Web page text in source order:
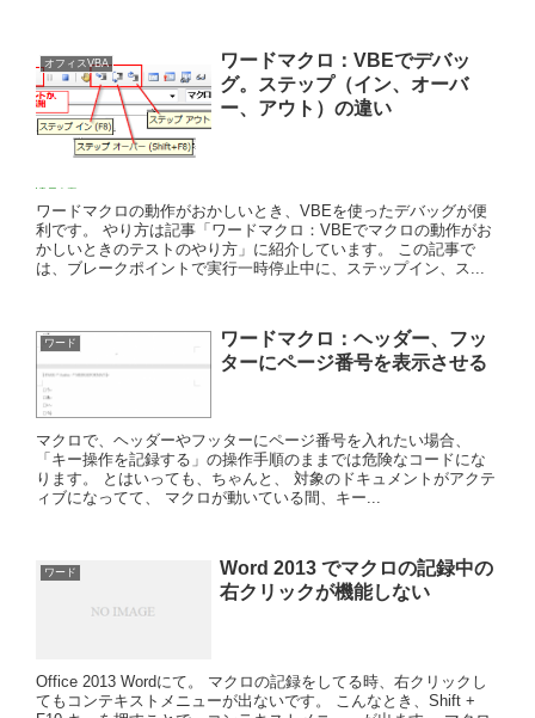
オフィスVBA
ワードマクロ：VBEでデバッ
グ。ステップ（イン、オーバ
ー、アウト）の違い
ワードマクロの動作がおかしいとき、VBEを使ったデバッグが便
利です。 やり方は記事「ワードマクロ：VBEでマクロの動作がお
かしいときのテストのやり方」に紹介しています。 この記事で
は、ブレークポイントで実行一時停止中に、ステップイン、ス...
ワード
ワードマクロ：ヘッダー、フッ
ターにページ番号を表示させる
マクロで、ヘッダーやフッターにページ番号を入れたい場合、
「キー操作を記録する」の操作手順のままでは危険なコードにな
ります。 とはいっても、ちゃんと、 対象のドキュメントがアクテ
ィブになってて、 マクロが動いている間、キー...
ワード
Word 2013 でマクロの記録中の
右クリックが機能しない
Office 2013 Wordにて。 マクロの記録をしてる時、右クリックし
てもコンテキストメニューが出ないです。 こんなとき、Shift +